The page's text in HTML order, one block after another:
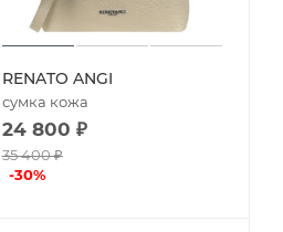
RENATO ANGI
сумка кожа
24 800 ₽
35 400₽
-30%